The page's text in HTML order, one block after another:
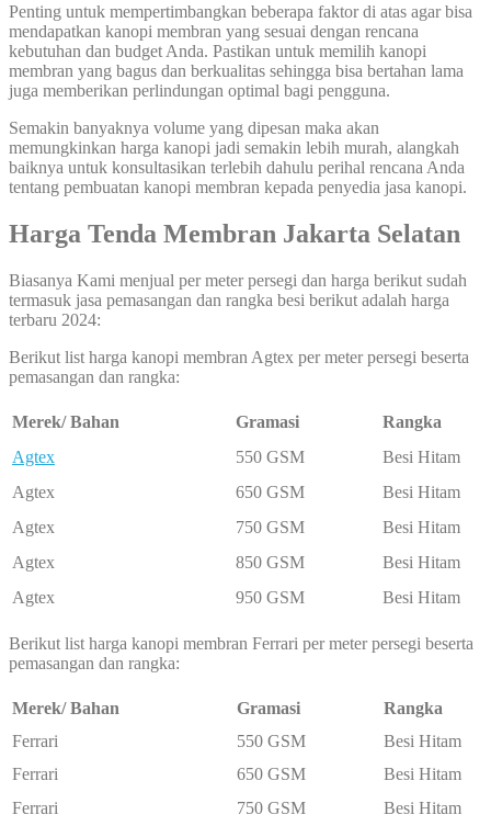
Penting untuk mempertimbangkan beberapa faktor di atas agar bisa
mendapatkan kanopi membran yang sesuai dengan rencana
kebutuhan dan budget Anda. Pastikan untuk memilih kanopi
membran yang bagus dan berkualitas sehingga bisa bertahan lama
juga memberikan perlindungan optimal bagi pengguna.
Semakin banyaknya volume yang dipesan maka akan
memungkinkan harga kanopi jadi semakin lebih murah, alangkah
baiknya untuk konsultasikan terlebih dahulu perihal rencana Anda
tentang pembuatan kanopi membran kepada penyedia jasa kanopi.
Harga Tenda Membran Jakarta Selatan
Biasanya Kami menjual per meter persegi dan harga berikut sudah
termasuk jasa pemasangan dan rangka besi berikut adalah harga
terbaru 2024:
Berikut list harga kanopi membran Agtex per meter persegi beserta
pemasangan dan rangka:
Merek/ Bahan Gramasi
Rangka
Agtex
550 GSM
Besi Hitam
Agtex
650 GSM
Besi Hitam
Agtex
750 GSM
Besi Hitam
Agtex
850 GSM
Besi Hitam
Agtex
950 GSM Besi Hitam
Berikut list harga kanopi membran Ferrari per meter persegi beserta
pemasangan dan rangka:
Merek/ Bahan Gramasi
Rangka
Ferrari
550 GSM
Besi Hitam
Ferrari
650 GSM
Besi Hitam
Ferrari
750 GSM
Besi Hitam